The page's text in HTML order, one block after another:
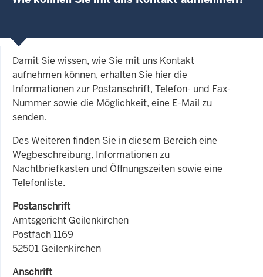
Damit Sie wissen, wie Sie mit uns Kontakt
aufnehmen können, erhalten Sie hier die
Informationen zur Postanschrift, Telefon- und Fax-
Nummer sowie die Möglichkeit, eine E-Mail zu
senden.
Des Weiteren finden Sie in diesem Bereich eine
Wegbeschreibung, Informationen zu
Nachtbriefkasten und Öffnungszeiten sowie eine
Telefonliste.
Postanschrift
Amtsgericht Geilenkirchen
Postfach 1169
52501 Geilenkirchen
Anschrift